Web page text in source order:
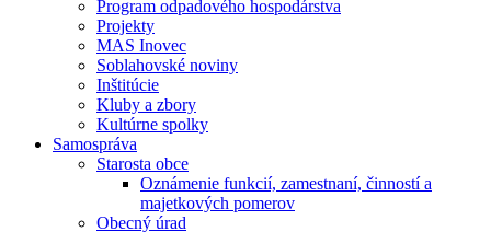
Program odpadového hospodárstva
Projekty
MAS Inovec
Soblahovské noviny
Inštitúcie
Kluby a zbory
Kultúrne spolky
Samospráva
Starosta obce
Oznámenie funkcií, zamestnaní, činností a
majetkových pomerov
Obecný úrad